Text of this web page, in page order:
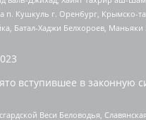
п. Кушкуль г. Оренбург,
Батал-Хаджи Белхороев,
вступившее в законную
Веси Беловодья,